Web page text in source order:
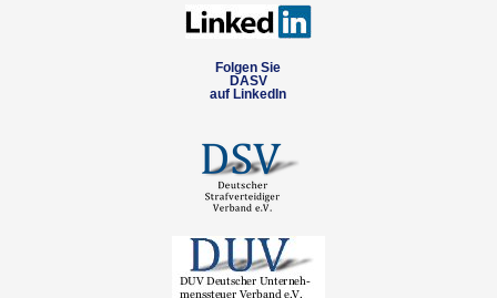
Folgen Sie
DASV
auf LinkedIn